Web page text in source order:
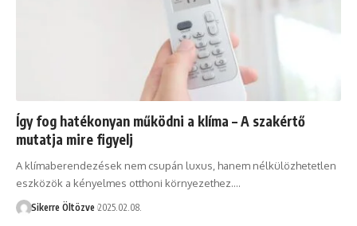
Így fog hatékonyan működni a klíma – A szakértő
mutatja mire figyelj
A klímaberendezések nem csupán luxus, hanem nélkülözhetetlen
eszközök a kényelmes otthoni környezethez.…
Sikerre Öltözve 2025.02.08.